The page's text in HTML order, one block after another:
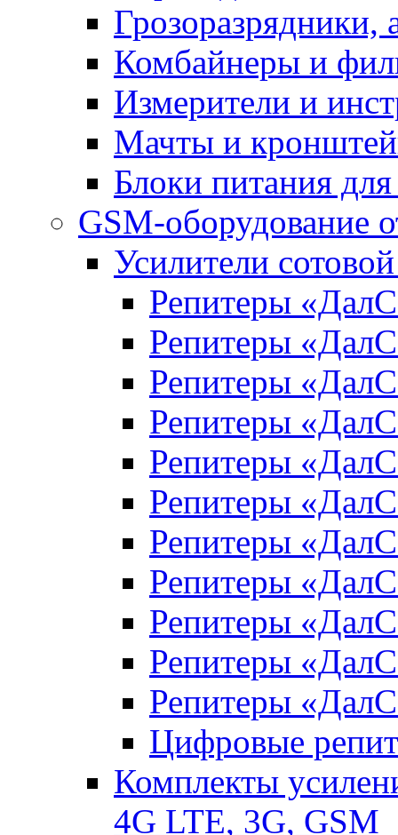
Грозоразрядники,
Комбайнеры и
Измерители и
Мачты и
Блоки питания
GSM-оборудование
Усилители
Репитеры
Репитеры
Репитеры
Репитеры
Репитеры
Репитеры
Репитеры
Репитеры
Репитеры
Репитеры
Репитеры
Цифровые
Комплекты
4G LTE, 3G, GSM